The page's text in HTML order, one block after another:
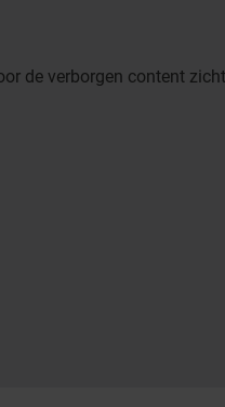
de verborgen content